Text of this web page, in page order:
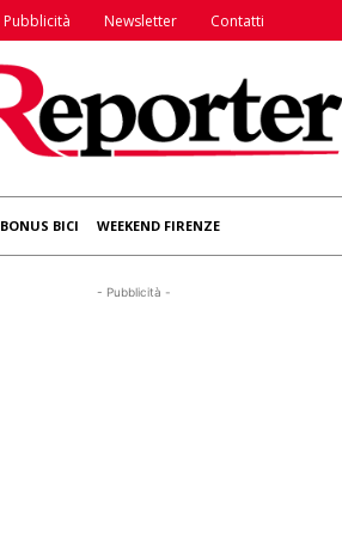
Pubblicità Newsletter Contatti
BONUS BICI WEEKEND FIRENZE
- Pubblicità -